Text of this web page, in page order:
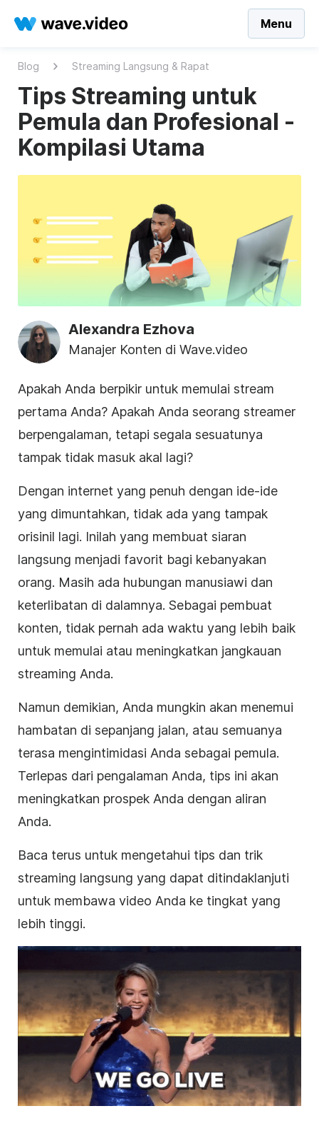
Menu
Blog Streaming Langsung & Rapat
Tips Streaming untuk
Pemula dan Profesional -
Kompilasi Utama
Alexandra Ezhova
Manajer Konten di Wave.video
Apakah Anda berpikir untuk memulai stream
pertama Anda? Apakah Anda seorang streamer
berpengalaman, tetapi segala sesuatunya
tampak tidak masuk akal lagi?
Dengan internet yang penuh dengan ide-ide
yang dimuntahkan, tidak ada yang tampak
orisinil lagi. Inilah yang membuat siaran
langsung menjadi favorit bagi kebanyakan
orang. Masih ada hubungan manusiawi dan
keterlibatan di dalamnya. Sebagai pembuat
konten, tidak pernah ada waktu yang lebih baik
untuk memulai atau meningkatkan jangkauan
streaming Anda.
Namun demikian, Anda mungkin akan menemui
hambatan di sepanjang jalan, atau semuanya
terasa mengintimidasi Anda sebagai pemula.
Terlepas dari pengalaman Anda, tips ini akan
meningkatkan prospek Anda dengan aliran
Anda.
Baca terus untuk mengetahui tips dan trik
streaming langsung yang dapat ditindaklanjuti
untuk membawa video Anda ke tingkat yang
lebih tinggi.